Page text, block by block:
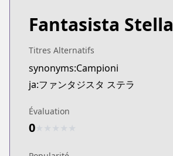
Fantasista Stella
Titres Alternatifs
synonyms:Campioni
ja:ファンタジスタ ステラ
Évaluation
0